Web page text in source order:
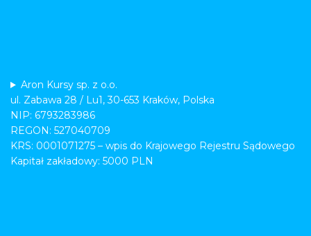
Aron Kursy sp. z o.o.
ul. Zabawa 28 / Lu1, 30-653 Kraków, Polska
NIP: 6793283986
REGON: 527040709
KRS: 0001071275 – wpis do Krajowego Rejestru Sądowego
Kapitał zakładowy: 5000 PLN